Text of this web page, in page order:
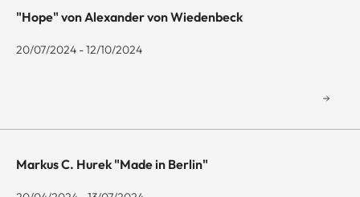
"Hope" von Alexander von Wiedenbeck
20/07/2024 - 12/10/2024
Markus C. Hurek "Made in Berlin"